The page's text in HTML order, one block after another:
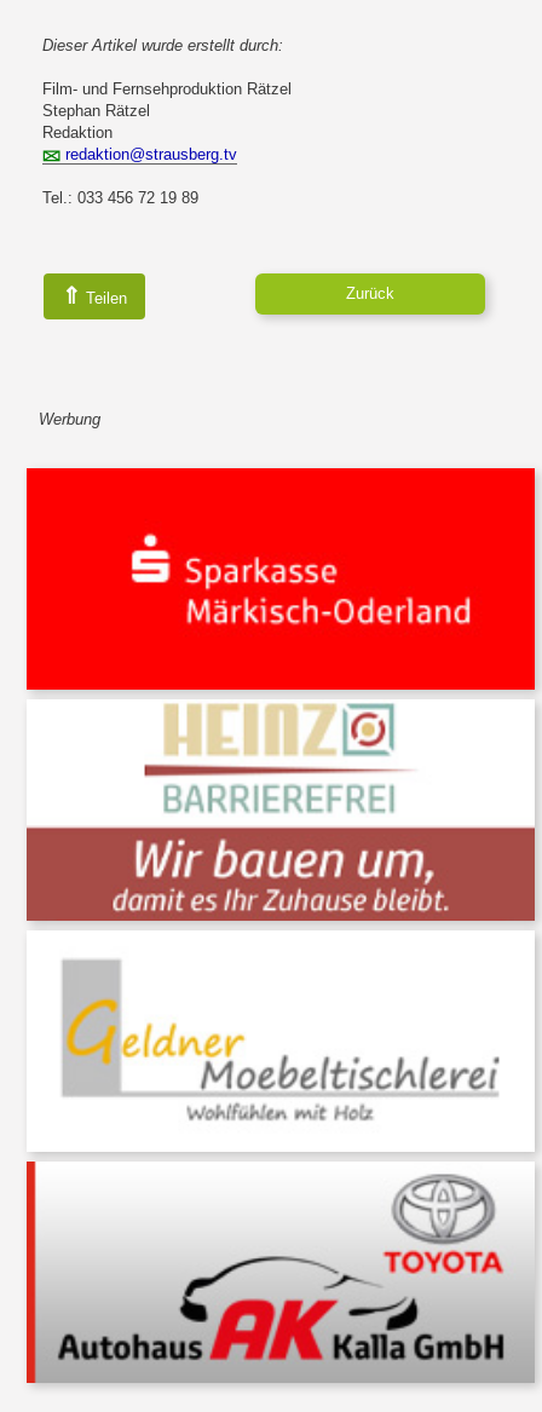
Dieser Artikel wurde erstellt durch:
Film- und Fernsehproduktion Rätzel
Stephan Rätzel
Redaktion
redaktion@strausberg.tv
Tel.: 033 456 72 19 89
⇑ Teilen Zurück
Werbung